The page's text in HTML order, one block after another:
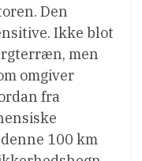
Den
Ikke blot
men
omgiver
fra
100 km